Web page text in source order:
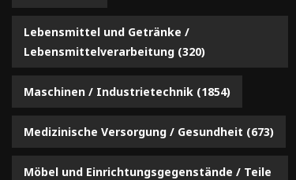
Lebensmittel und Getränke /
Lebensmittelverarbeitung (320)
Maschinen / Industrietechnik (1854)
Medizinische Versorgung / Gesundheit (673)
Möbel und Einrichtungsgegenstände / Teile